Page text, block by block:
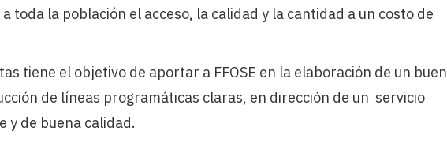
toda la población el acceso, la calidad y la cantidad a un costo de
tiene el objetivo de aportar a FFOSE en la elaboración de un buen
de líneas programáticas claras, en dirección de un servicio
y de buena calidad.